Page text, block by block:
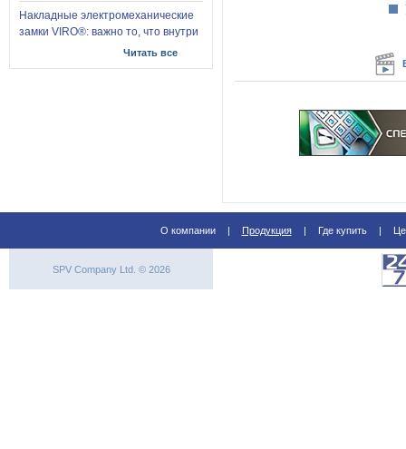
Накладные электромеханические
замки VIRO®: важно то, что внутри
Читать все
О компании | Продукция | Где купить |
SPV Company Ltd. © 2026